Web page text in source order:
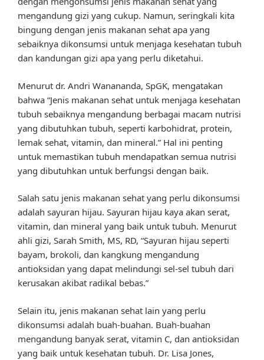
mengandung gizi yang cukup. Namun, seringkali kita
bingung dengan jenis makanan sehat apa yang
sebaiknya dikonsumsi untuk menjaga kesehatan tubuh
dan kandungan gizi apa yang perlu diketahui.
Menurut dr. Andri Wanananda, SpGK, mengatakan
bahwa “Jenis makanan sehat untuk menjaga kesehatan
tubuh sebaiknya mengandung berbagai macam nutrisi
yang dibutuhkan tubuh, seperti karbohidrat, protein,
lemak sehat, vitamin, dan mineral.” Hal ini penting
untuk memastikan tubuh mendapatkan semua nutrisi
yang dibutuhkan untuk berfungsi dengan baik.
Salah satu jenis makanan sehat yang perlu dikonsumsi
adalah sayuran hijau. Sayuran hijau kaya akan serat,
vitamin, dan mineral yang baik untuk tubuh. Menurut
ahli gizi, Sarah Smith, MS, RD, “Sayuran hijau seperti
bayam, brokoli, dan kangkung mengandung
antioksidan yang dapat melindungi sel-sel tubuh dari
kerusakan akibat radikal bebas.”
Selain itu, jenis makanan sehat lain yang perlu
dikonsumsi adalah buah-buahan. Buah-buahan
mengandung banyak serat, vitamin C, dan antioksidan
yang baik untuk kesehatan tubuh. Dr. Lisa Jones,